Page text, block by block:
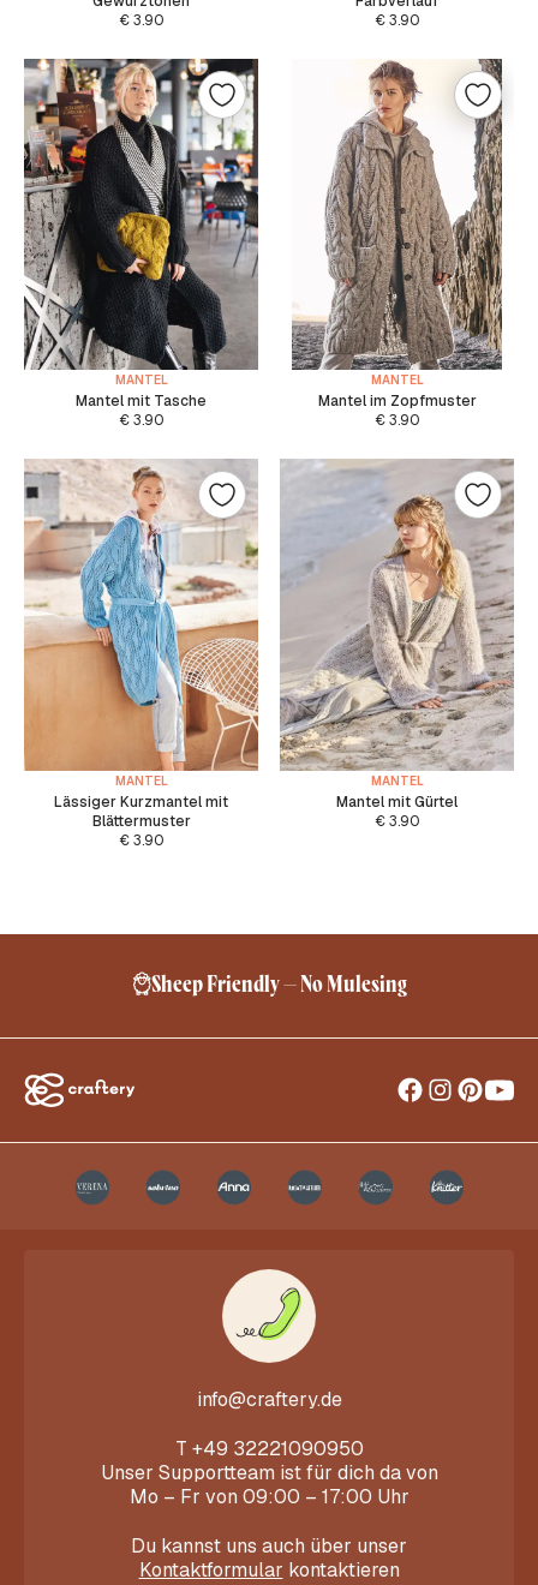
€3.90
€3.90
MANTEL
Mantel mit Tasche
€3.90
MANTEL
Mantel im Zopfmuster
€3.90
MANTEL
Lässiger Kurzmantel mit
Blättermuster
€3.90
MANTEL
Mantel mit Gürtel
€3.90
Sheep Friendly – No Mulesing
info@craftery.de
T +49 32221090950
Unser Supportteam ist für dich da von
Mo – Fr von 09:00 – 17:00 Uhr
Du kannst uns auch über unser
Kontaktformular kontaktieren